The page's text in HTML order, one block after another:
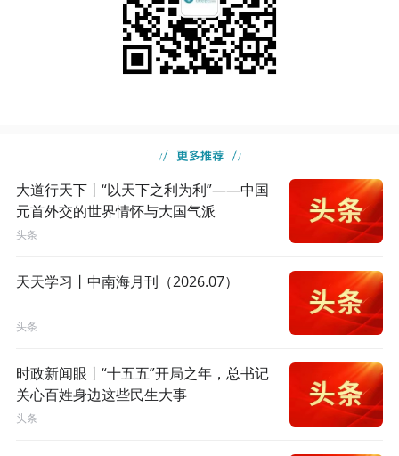
大道行天下丨“以天下之利为利”——中国
元首外交的世界情怀与大国气派
头条
天天学习丨中南海月刊（2026.07）
头条
时政新闻眼丨“十五五”开局之年，总书记
关心百姓身边这些民生大事
头条